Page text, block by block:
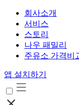
회사소개
서비스
스토리
나우 패밀리
주유소 가격비
앱 설치하기